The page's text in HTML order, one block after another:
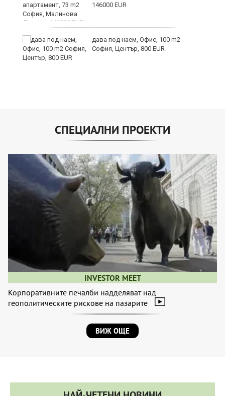
146000 EUR
дава под наем, Офис, 100 m2
София, Център, 800 EUR
СПЕЦИАЛНИ ПРОЕКТИ
INVESTOR MEET
Корпоративните печалби надделяват над
геополитическите рискове на пазарите
ВИЖ ОЩЕ